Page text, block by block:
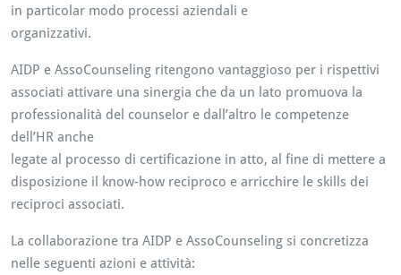
in particolar modo processi aziendali e
organizzativi.
AIDP e AssoCounseling ritengono vantaggioso per i rispettivi
associati attivare una sinergia che da un lato promuova la
professionalità del counselor e dall’altro le competenze
dell’HR anche
legate al processo di certificazione in atto, al fine di mettere a
disposizione il know-how reciproco e arricchire le skills dei
reciproci associati.
La collaborazione tra AIDP e AssoCounseling si concretizza
nelle seguenti azioni e attività: